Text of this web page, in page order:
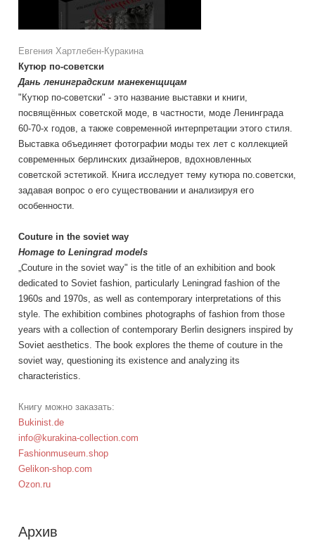
Евгения Хартлебен-Куракина
Кутюр по-советски
Дань ленинградским манекенщицам
"Кутюр по-советски" - это название выставки и книги,
посвящённых советской моде, в частности, моде Ленинграда
60-70-х годов, а также современной интерпретации этого стиля.
Выставка объединяет фотографии моды тех лет с коллекцией
современных берлинских дизайнеров, вдохновленных
советской эстетикой. Книга исследует тему кутюра по.советски,
задавая вопрос о его существовании и анализируя его
особенности.
Couture in the soviet way
Homage to Leningrad models
„Couture in the soviet way" is the title of an exhibition and book
dedicated to Soviet fashion, particularly Leningrad fashion of the
1960s and 1970s, as well as contemporary interpretations of this
style. The exhibition combines photographs of fashion from those
years with a collection of contemporary Berlin designers inspired by
Soviet aesthetics. The book explores the theme of couture in the
soviet way, questioning its existence and analyzing its
characteristics.
Книгу можно заказать:
Bukinist.de
info@kurakina-collection.com
Fashionmuseum.shop
Gelikon-shop.com
Ozon.ru
Aрхив